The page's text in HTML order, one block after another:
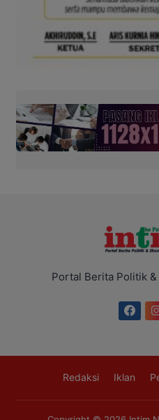
Portal Berita Politik
Redaksi Iklan